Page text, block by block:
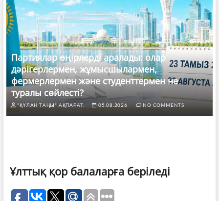
Партиялар өңірлерді аралады: олар
дәрігерлермен, жұмысшылармен,
фермерлермен және студенттермен не
туралы сөйлесті?
"ҚҰЛАН ТАҢЫ" АҚПАРАТ. 05.08.2026 NO COMMENTS
Ұлттық қор балаларға беріледі